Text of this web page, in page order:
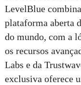
LevelBlue
plataforma aberta
do mundo, com a
os recursos
Labs e da
exclusiva oferece